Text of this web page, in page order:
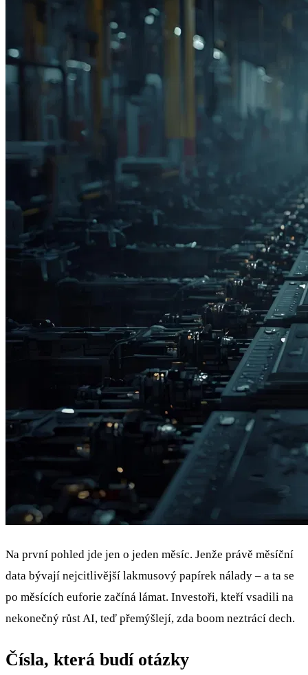
Na první pohled jde jen o jeden měsíc. Jenže právě měsíční
data bývají nejcitlivější lakmusový papírek nálady – a ta se
po měsících euforie začíná lámat. Investoři, kteří vsadili na
nekonečný růst AI, teď přemýšlejí, zda boom neztrácí dech.
Čísla, která budí otázky